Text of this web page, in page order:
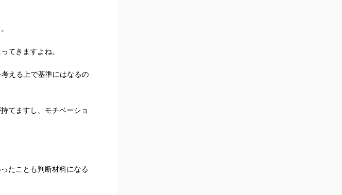
てきますよね。
える上で基準にはなるの
てますし、モチベーショ
たことも判断材料になる